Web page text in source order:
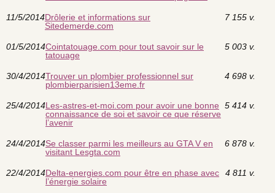
11/5/2014Drôlerie et informations sur
Sitedemerde.com
7 155 v.
01/5/2014Cointatouage.com pour tout savoir sur le
tatouage
5 003 v.
30/4/2014Trouver un plombier professionnel sur
plombierparisien13eme.fr
4 698 v.
25/4/2014Les-astres-et-moi.com pour avoir une bonne
connaissance de soi et savoir ce que réserve
l’avenir
5 414 v.
24/4/2014Se classer parmi les meilleurs au GTA V en
visitant Lesgta.com
6 878 v.
22/4/2014Delta-energies.com pour être en phase avec
l’énergie solaire
4 811 v.